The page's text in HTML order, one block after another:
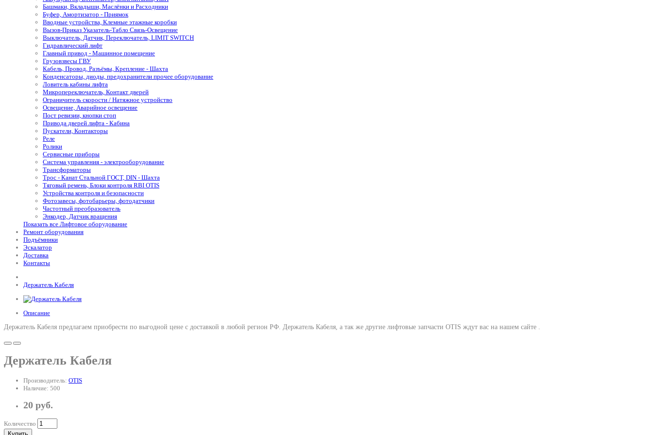
Башмаки, Вкладыши, Маслёнки и Расходники
Буфер, Амортизатор - Приямок
Вводные устройства, Клемные этажные коробки
Вызов-Приказ Указатель-Табло Связь-Освещение
Выключатель, Датчик, Переключатель, LIMIT SWITCH
Гидравлический лифт
Главный привод - Машинное помещение
Грузовзвесы ГВУ
Кабель, Провод, Разъёмы, Крепление - Шахта
Конденсаторы, диоды, предохранители прочее оборудование
Ловитель кабины лифта
Микропереключатель, Контакт дверей
Ограничитель скорости / Натяжное устройство
Освещение, Аварийное освещение
Пост ревизии, кнопки стоп
Привода дверей лифта - Кабина
Пускатели, Контакторы
Реле
Ролики
Сервисные приборы
Система управления - электрооборудование
Трансформаторы
Трос - Канат Стальной ГОСТ, DIN - Шахта
Тяговый ремень, Блоки контроля RBI OTIS
Устройства контроля и безопасности
Фотозавесы, фотобарьеры, фотодатчики
Частотный преобразователь
Энкодер, Датчик вращения
Показать все Лифтовое оборудование
Ремонт оборудования
Подъёмники
Эскалатор
Доставка
Контакты
Держатель Кабеля
Описание
Держатель Кабеля предлагаем приобрести по выгодной цене с доставкой в любой регион РФ. Держатель Кабеля, а так же другие лифтовые запчасти OTIS ждут вас на нашем сайте .
Держатель Кабеля
Производитель: OTIS
Наличие: 500
20 руб.
Количество